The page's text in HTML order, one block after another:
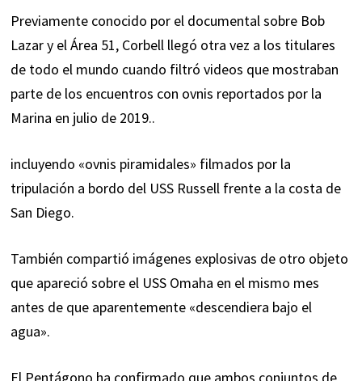
Previamente conocido por el documental sobre Bob
Lazary el Área 51, Corbell llegó otra vez a los titulares
de todo el mundo cuando filtró videos que mostraban
parte de los encuentros con ovnis reportados por la
Marina en julio de 2019..
incluyendo «ovnis piramidales» filmados por la
tripulación a bordo del USS Russell frente a la costa de
San Diego.
También compartió imágenes explosivas de otro objeto
que apareció sobre el USS Omaha en el mismo mes
antes de que aparentemente «descendiera bajo el
agua».
El Pentágono ha confirmado que ambos conjuntos de